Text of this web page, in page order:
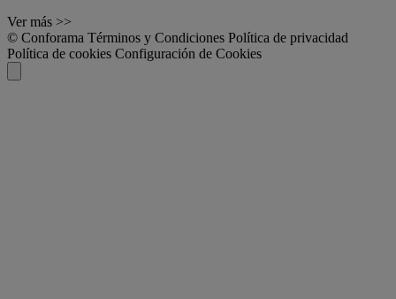
Ver más >>
© Conforama Términos y Condiciones Política de privacidad
Política de cookies Configuración de Cookies